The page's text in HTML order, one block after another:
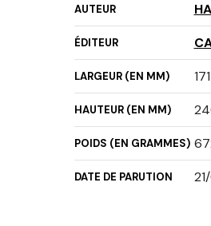
AUTEUR
ÉDITEUR
LARGEUR (EN MM) 171
HAUTEUR (EN MM)
POIDS (EN GRAMMES)
DATE DE PARUTION